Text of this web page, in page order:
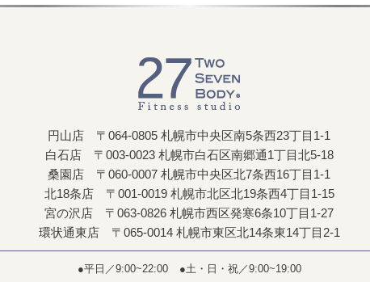
円山店 〒064-0805 札幌市中央区南5条西23丁目1-1
白石店 〒003-0023 札幌市白石区南郷通1丁目北5-18
桑園店 〒060-0007 札幌市中央区北7条西16丁目1-1
北18条店 〒001-0019 札幌市北区北19条西4丁目1-15
宮の沢店 〒063-0826 札幌市西区発寒6条10丁目1-27
環状通東店 〒065-0014 札幌市東区北14条東14丁目2-1
●平日／9:00~22:00 ●土・日・祝／9:00~19:00